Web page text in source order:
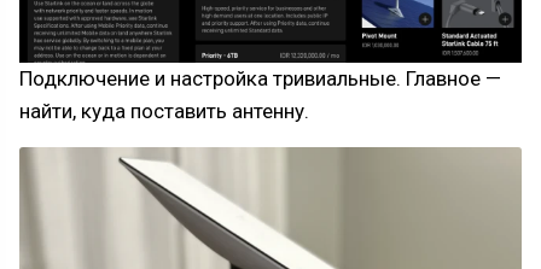
Подключение и настройка тривиальные. Главное —
найти, куда поставить антенну.